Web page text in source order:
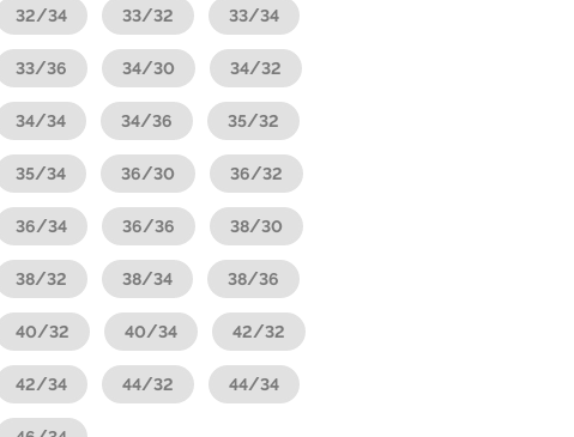
32/34 33/32 33/34
33/36 34/30 34/32
34/34 34/36 35/32
35/34 36/30 36/32
36/34 36/36 38/30
38/32 38/34 38/36
40/32 40/34 42/32
42/34 44/32 44/34